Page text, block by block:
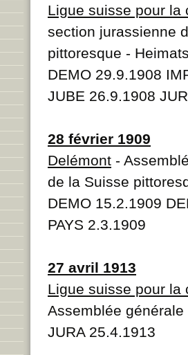
Ligue suisse pour la
section jurassienne
pittoresque -
DEMO 29.9.1908
JUBE 26.9.1908
28 février 1909
Delémont -
de la Suisse
DEMO 15.2.1909
PAYS 2.3.1909
27 avril 1913
Ligue suisse pour la
Assemblée
JURA 25.4.1913